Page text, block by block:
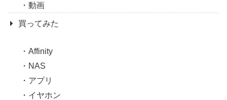
動画
買ってみた
Affinity
NAS
アプリ
イヤホン